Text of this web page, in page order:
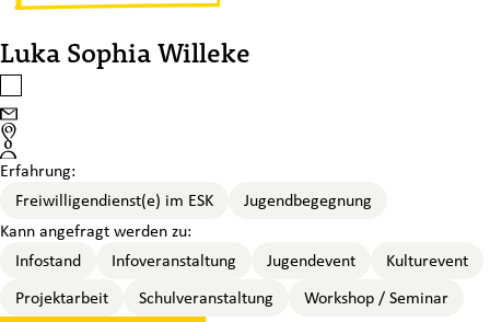
Luka Sophia Willeke
Email
Standort
Erfahrung:
Freiwilligendienst(e) im ESK
Jugendbegegnung
Kann angefragt werden zu:
Infostand
Infoveranstaltung Jugendevent
Kulturevent
Projektarbeit
Schulveranstaltung Workshop / Seminar